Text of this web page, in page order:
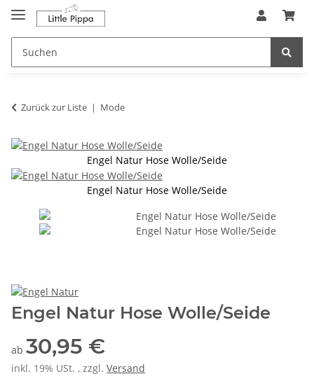
Zum Hauptinhalt springen
springen
Zurück zur Liste Mode
Engel Natur Hose Wolle/Seide
Engel Natur Hose Wolle/Seide
Engel Natur Hose Wolle/Seide
ab 30,95 €
inkl. 19% USt. , zzgl. Versand